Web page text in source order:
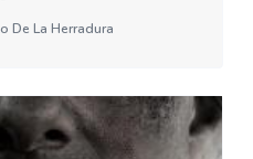
De La Herradura